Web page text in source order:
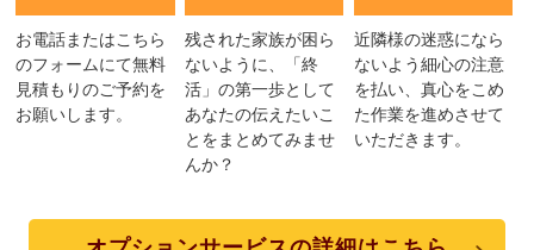
お電話またはこちら
のフォームにて無料
見積もりのご予約を
お願いします。
残された家族が困ら
ないように、「終
活」の第一歩として
あなたの伝えたいこ
とをまとめてみませ
んか？
近隣様の迷惑になら
ないよう細心の注意
を払い、真心をこめ
た作業を進めさせて
いただきます。